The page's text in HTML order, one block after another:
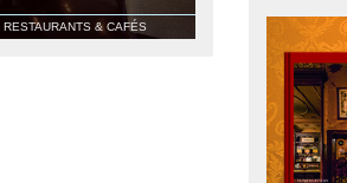
RESTAURANTS & CAFÉS